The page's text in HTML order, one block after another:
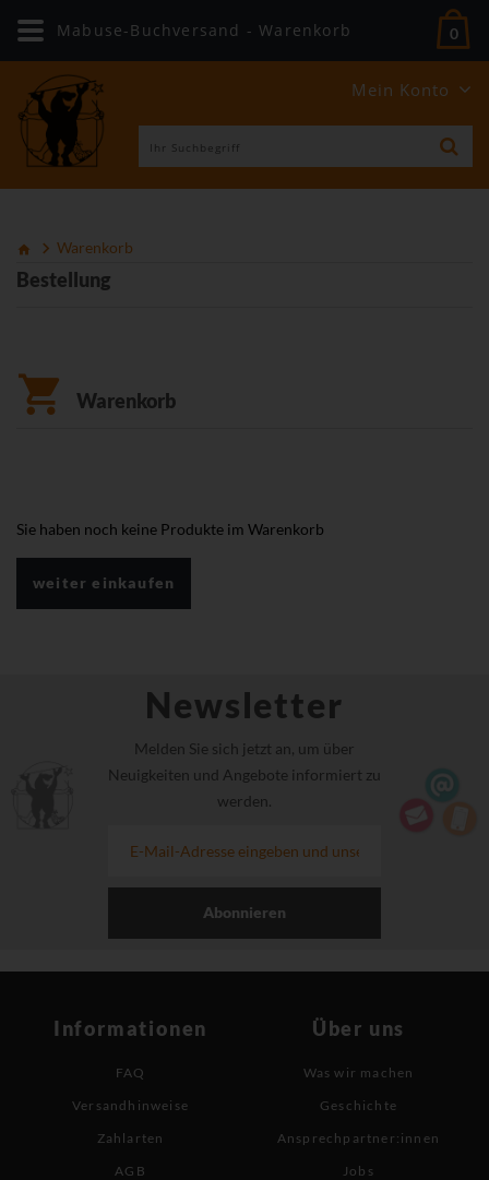
Mein Konto
0
Warenkorb
Bestellung
Warenkorb
Sie haben noch keine Produkte im Warenkorb
weiter einkaufen
Newsletter
Melden Sie sich jetzt an, um über
Neuigkeiten und Angebote informiert zu
werden.
Abonnieren
Informationen
FAQ
Versandhinweise
Zahlarten
AGB
Über uns
Was wir machen
Geschichte
Ansprechpartner:innen
Jobs
Mabuse-Buchversand - Warenkorb